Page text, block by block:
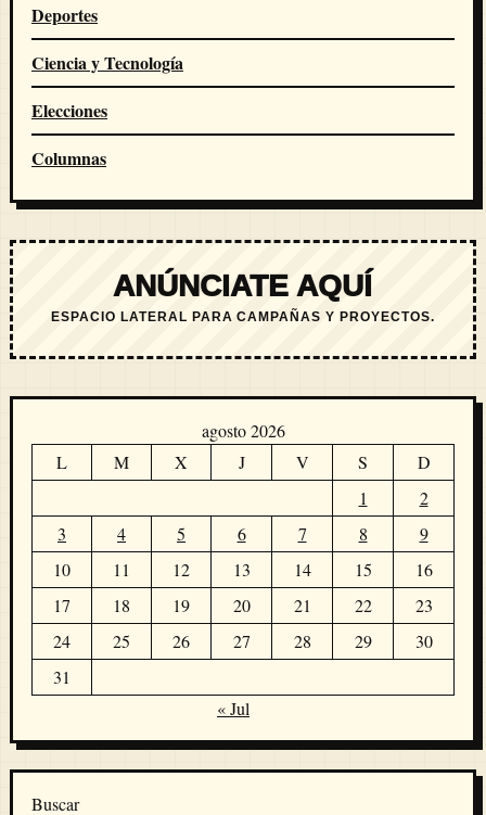
Deportes
Ciencia y Tecnología
Elecciones
Columnas
ANÚNCIATE AQUÍ
ESPACIO LATERAL PARA CAMPAÑAS Y PROYECTOS.
agosto 2026
L
M X J V S
D
1
2
3
4 5 6 7 8
9
10
11 12 13 14 15
16
17
18 19 20 21 22
23
24
25 26 27 28 29
30
31
« Jul
Buscar